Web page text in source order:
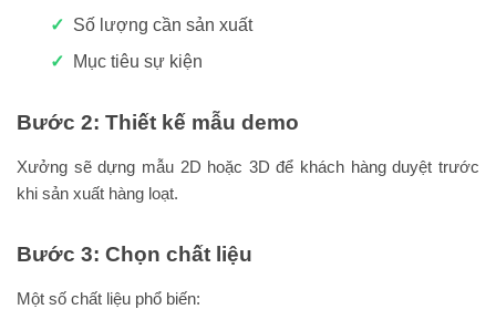
Số lượng cần sản xuất
Mục tiêu sự kiện
Bước 2: Thiết kế mẫu demo
Xưởng sẽ dựng mẫu 2D hoặc 3D để khách hàng duyệt trước
khi sản xuất hàng loạt.
Bước 3: Chọn chất liệu
Một số chất liệu phổ biến: